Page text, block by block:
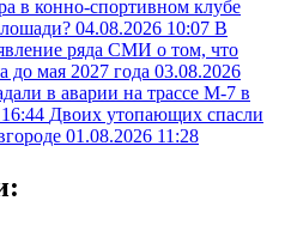
в конно-спортивном клубе
04.08.2026 10:07 В
ряда СМИ о том, что
до мая 2027 года 03.08.2026
в аварии на трассе М-7 в
Двоих утопающих спасли
01.08.2026 11:28